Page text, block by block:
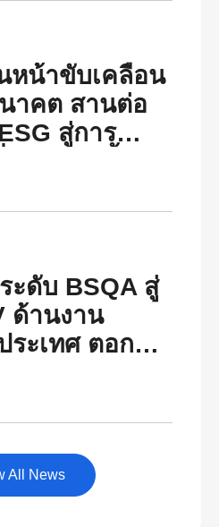
หน้าขับเคลื่อน
าคต สานต่อ
สู่การ
ต้ The
Global
นวคิด “At
Side of
ะดับ BSQA สู่
ด้านงาน
ศ ตอกย้ำ
ามรู้ด้าน
รขายของไทย
All News